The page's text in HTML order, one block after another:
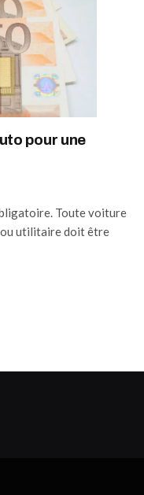
pour une
Toute voiture
ou utilitaire doit être